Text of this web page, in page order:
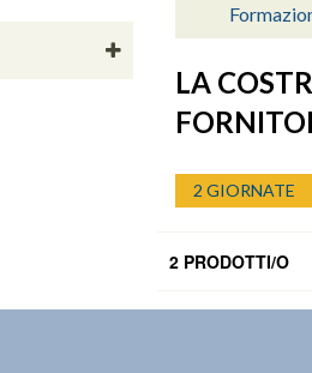
LA
2 GIORNATE
2 PRODOTTI/O